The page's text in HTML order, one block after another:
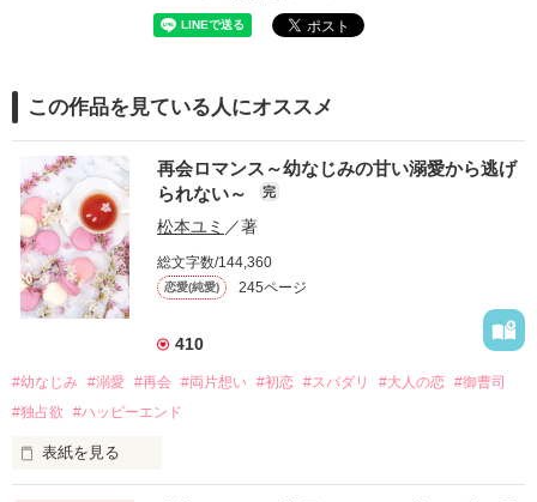
この作品を見ている人にオススメ
再会ロマンス～幼なじみの甘い溺愛から逃げ
られない～
完
松本ユミ ／著
総文字数/144,360
恋愛(純愛) 245ページ
410
#幼なじみ #溺愛 #再会 #両片想い #初恋 #スパダリ #大人の恋 #御曹司
#独占欲
#ハッピーエンド
表紙を見る